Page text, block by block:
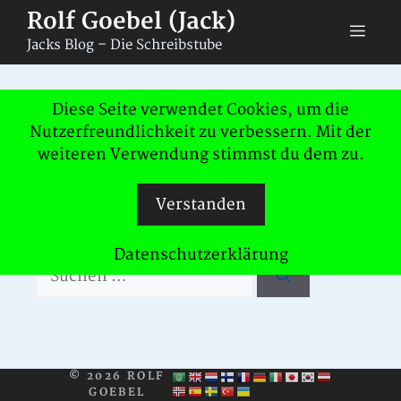
Zum
Inhalt
springen
Rolf Goebel (Jack)
Jacks Blog – Die Schreibstube
Nichts gefunden
gefunden werden. Vielleicht hilft die
nach:
© 2026 ROLF
GOEBEL
Diese Seite verwendet Cookies, um die
Nutzerfreundlichkeit zu verbessern. Mit der
weiteren Verwendung stimmst du dem zu.
Verstanden
Datenschutzerklärung